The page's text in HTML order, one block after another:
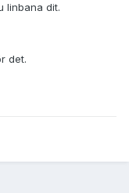
linbana dit.
det.